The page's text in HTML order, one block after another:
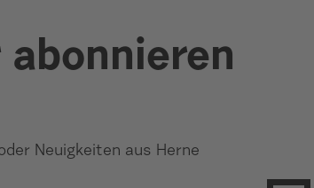
Neuigkeiten aus Herne